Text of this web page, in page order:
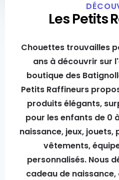
Les Petits
Chouettes trouvailles
ans à découvrir sur
boutique des
Petits Raffineurs
produits élégants,
pour les enfants de 0
naissance, jeux,
vêtements,
personnalisés. Nous
cadeau de